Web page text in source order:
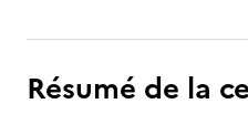
Résumé de la